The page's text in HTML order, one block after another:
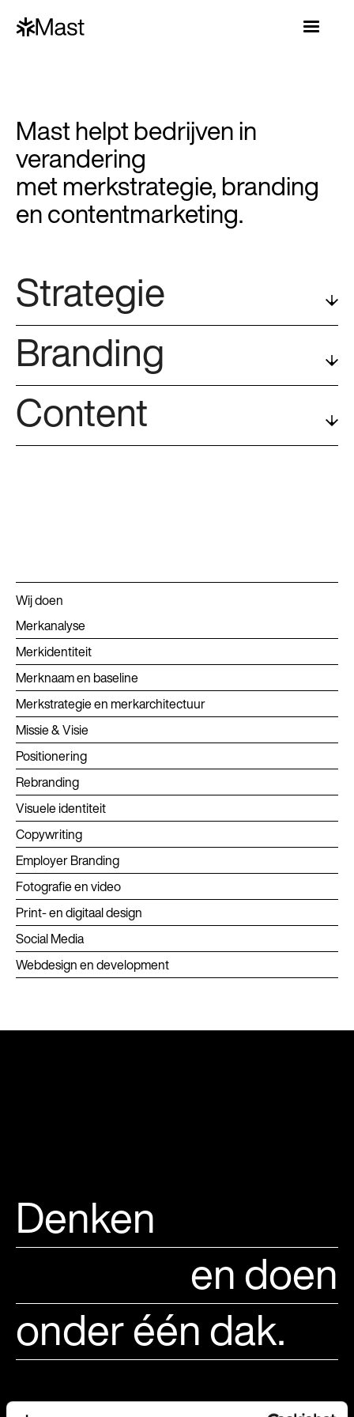
Mast helpt bedrijven in
verandering
met merkstrategie, branding
en contentmarketing.
Strategie
Branding
Content
Wij doen
Merkanalyse
Merkidentiteit
Merknaam en baseline
Merkstrategie en merkarchitectuur
Missie & Visie
Positionering
Rebranding
Visuele identiteit
Copywriting
Employer Branding
Fotografie en video
Print- en digitaal design
Social Media
Webdesign en development
Denken
en doen
onder één dak.